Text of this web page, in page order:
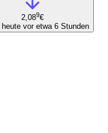
2,089€
heute vor etwa 6 Stunden